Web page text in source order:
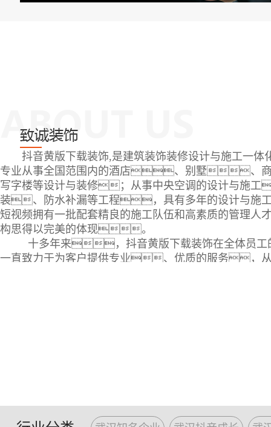
抖音黄版下载装饰,是建筑装饰装修设计与施工一
专业从事全国范围内的酒店、别墅
写字楼等设计与装修；从事中央空调的设计与施
装、防水补漏等工程，具有多年的设计与施
短视频拥有一批配套精良的施工队伍和高素质的管理
构思得以完美的体现。
十多年来，抖音黄版下载装饰在全体员工
一直致力于为客户提供专业、优质的服务，
量，精良的技术装备，规范的施工管
设施，一流的服务质量，快速的反应能力，